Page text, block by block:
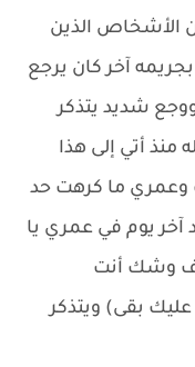
الأشخاص الذين
آخر كان يرجع
شديد يتذكر
منذ أتي إلى هذا
وعمري ما كرهت حد
يوم في عمري يا
وشك أنت
بقى) ويتذكر